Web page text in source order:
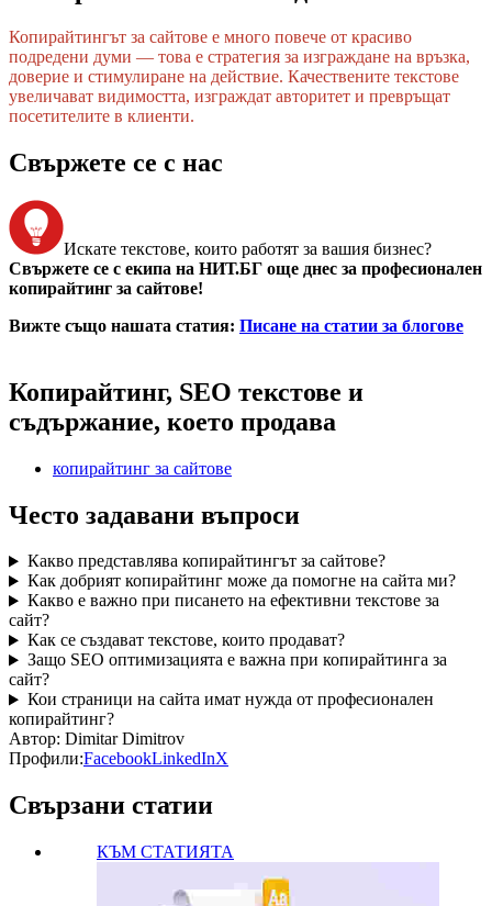
Копирайтингът за сайтове е много повече от красиво
подредени думи — това е стратегия за изграждане на връзка,
доверие и стимулиране на действие. Качествените текстове
увеличават видимостта, изграждат авторитет и превръщат
посетителите в клиенти.
Свържете се с нас
Искате текстове, които работят за вашия бизнес?
Свържете се с екипа на НИТ.БГ още днес за професионален
копирайтинг за сайтове!
Вижте също нашата статия: Писане на статии за блогове
Копирайтинг, SEO текстове и
съдържание, което продава
копирайтинг за сайтове
Често задавани въпроси
Какво представлява копирайтингът за сайтове?
Как добрият копирайтинг може да помогне на сайта ми?
Какво е важно при писането на ефективни текстове за
сайт?
Как се създават текстове, които продават?
Защо SEO оптимизацията е важна при копирайтинга за
сайт?
Кои страници на сайта имат нужда от професионален
копирайтинг?
Автор: Dimitar Dimitrov
Профили:FacebookLinkedInX
Свързани статии
КЪМ СТАТИЯТА